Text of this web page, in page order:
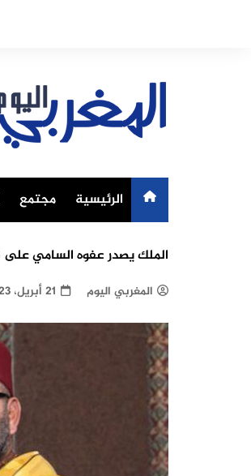
الرئيسية مجتمع
الملك يصدر عفوه السامي على 1518 شخصا بمناسبة عيد الفطر السعيد
المغربي اليوم 21 أبريل، 2023